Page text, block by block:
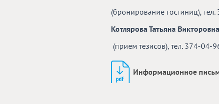
(бронирование гостиниц),
Котлярова Татьяна Викторовна
(прием тезисов), тел. 374-04-
Информационное